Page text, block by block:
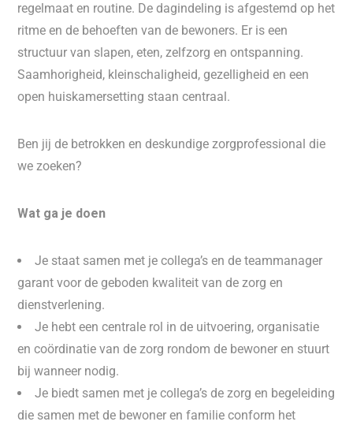
regelmaat en routine. De dagindeling is afgestemd op het
ritme en de behoeften van de bewoners. Er is een
structuur van slapen, eten, zelfzorg en ontspanning.
Saamhorigheid, kleinschaligheid, gezelligheid en een
open huiskamersetting staan centraal.
Ben jij de betrokken en deskundige zorgprofessional die
we zoeken?
Wat ga je doen
Je staat samen met je collega’s en de teammanager
garant voor de geboden kwaliteit van de zorg en
dienstverlening.
Je hebt een centrale rol in de uitvoering, organisatie
en coördinatie van de zorg rondom de bewoner en stuurt
bij wanneer nodig.
Je biedt samen met je collega’s de zorg en begeleiding
die samen met de bewoner en familie conform het